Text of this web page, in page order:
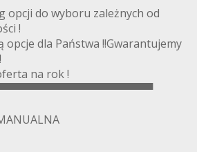
opcji do wyboru zależnych od
!
opcje dla Państwa !!Gwarantujemy
na rok !